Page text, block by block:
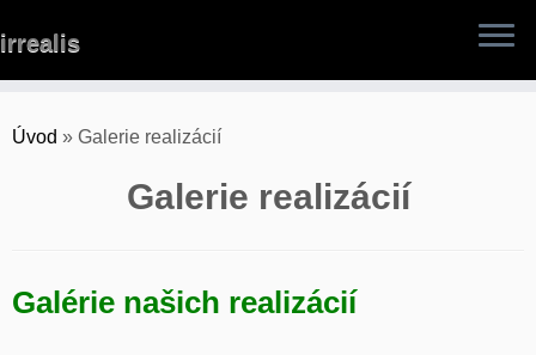
to
irrealis
Úvod » Galerie realizácií
Galerie realizácií
Galérie našich realizácií